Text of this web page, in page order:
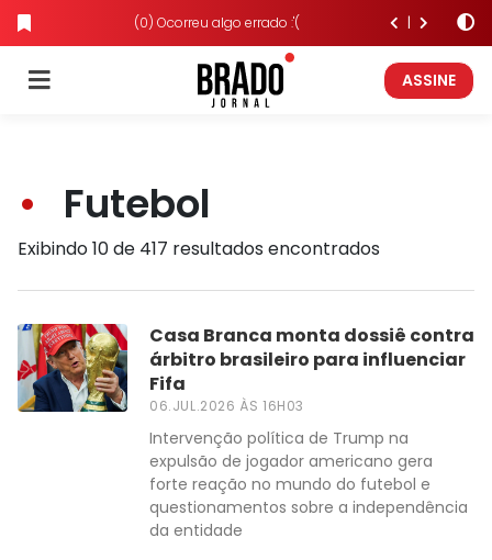
(0) Ocorreu algo errado :'(
ASSINE
Futebol
Exibindo 10 de 417 resultados encontrados
Casa Branca monta dossiê contra
árbitro brasileiro para influenciar
Fifa
06.JUL.2026 ÀS 16H03
Intervenção política de Trump na
expulsão de jogador americano gera
forte reação no mundo do futebol e
questionamentos sobre a independência
da entidade